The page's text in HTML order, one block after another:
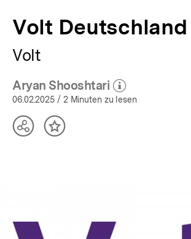
Volt Deutschland
Volt
Aryan Shooshtari
(Mehr zum Autor)
öffnen
06.02.2025 / 2 Minuten zu lesen
TeilenInhalt